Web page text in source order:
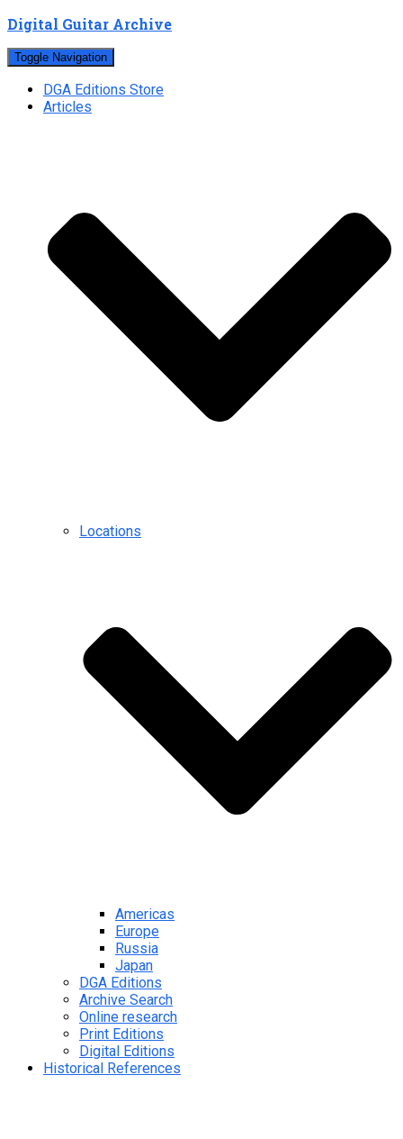
Digital Guitar Archive
Toggle Navigation
DGA Editions Store
Articles
Locations
Americas
Europe
Russia
Japan
DGA Editions
Archive Search
Online research
Print Editions
Digital Editions
Historical References